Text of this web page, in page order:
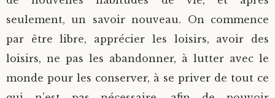
seulement, un savoir nouveau. On commence
par être libre, apprécier les loisirs, avoir des
loisirs, ne pas les abandonner, à lutter avec le
monde pour les conserver, à se priver de tout ce